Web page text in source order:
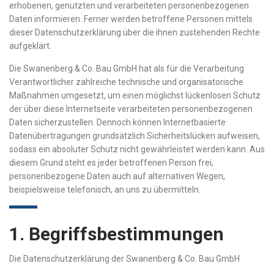
erhobenen, genutzten und verarbeiteten personenbezogenen
Daten informieren. Ferner werden betroffene Personen mittels
dieser Datenschutzerklärung über die ihnen zustehenden Rechte
aufgeklärt.
Die Swanenberg & Co. Bau GmbH hat als für die Verarbeitung
Verantwortlicher zahlreiche technische und organisatorische
Maßnahmen umgesetzt, um einen möglichst lückenlosen Schutz
der über diese Internetseite verarbeiteten personenbezogenen
Daten sicherzustellen. Dennoch können Internetbasierte
Datenübertragungen grundsätzlich Sicherheitslücken aufweisen,
sodass ein absoluter Schutz nicht gewährleistet werden kann. Aus
diesem Grund steht es jeder betroffenen Person frei,
personenbezogene Daten auch auf alternativen Wegen,
beispielsweise telefonisch, an uns zu übermitteln.
1. Begriffsbestimmungen
Die Datenschutzerklärung der Swanenberg & Co. Bau GmbH